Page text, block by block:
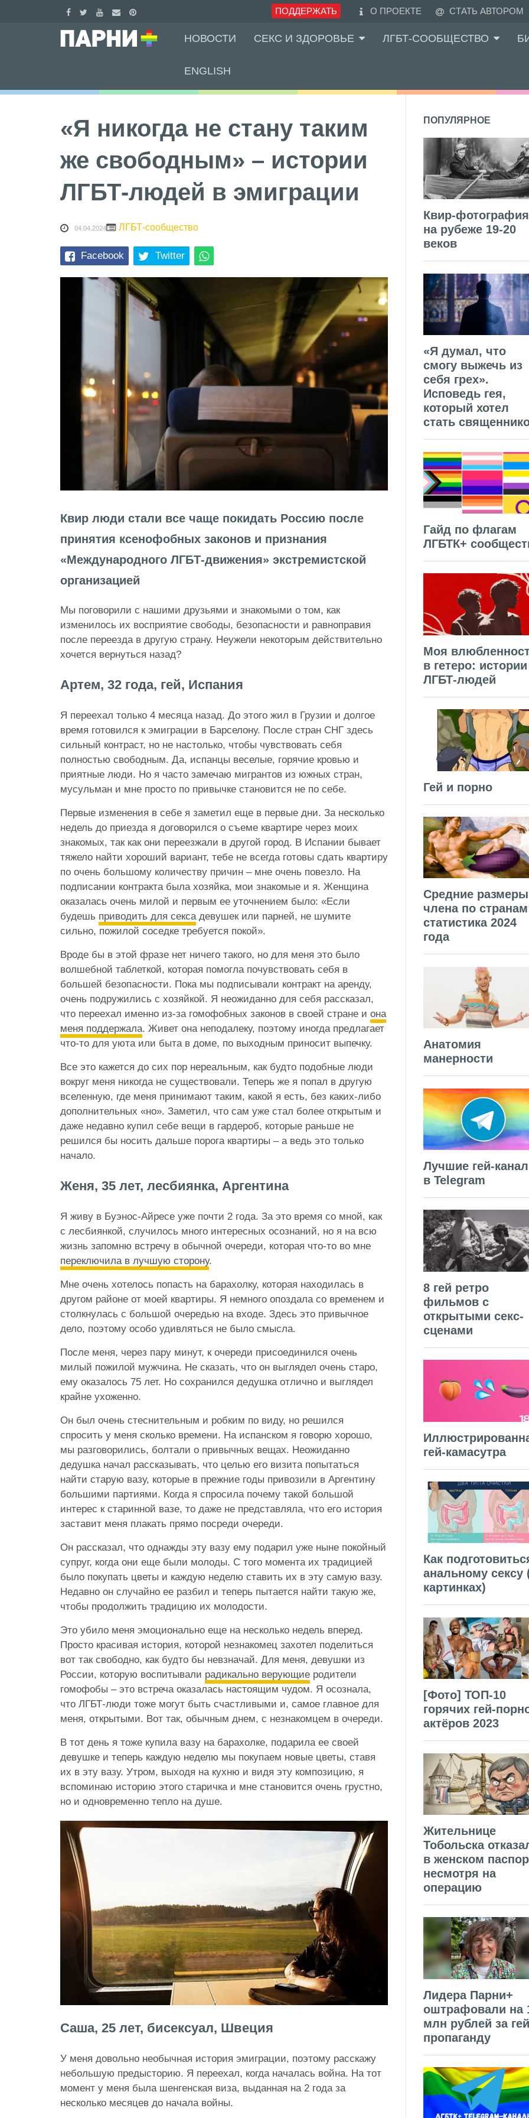
ПОДДЕРЖАТЬ О ПРОЕКТЕ СТАТЬ АВТОРОМ
НОВОСТИ СЕКС И ЗДОРОВЬЕ ЛГБТ-СООБЩЕСТВО
ENGLISH
«Я никогда не стану таким
же свободным» – истории
ЛГБТ-людей в эмиграции
04.04.2024 ЛГБТ-сообщество
Facebook Twitter
Квир люди стали все чаще покидать Россию после
принятия ксенофобных законов и признания
«Международного ЛГБТ-движения» экстремистской
организацией
Мы поговорили с нашими друзьями и знакомыми о том, как
изменилось их восприятие свободы, безопасности и равноправия
после переезда в другую страну. Неужели некоторым действительно
хочется вернуться назад?
Артем, 32 года, гей, Испания
Я переехал только 4 месяца назад. До этого жил в Грузии и долгое
время готовился к эмиграции в Барселону. После стран СНГ здесь
сильный контраст, но не настолько, чтобы чувствовать себя
полностью свободным. Да, испанцы веселые, горячие кровью и
приятные люди. Но я часто замечаю мигрантов из южных стран,
мусульман и мне просто по привычке становится не по себе.
Первые изменения в себе я заметил еще в первые дни. За несколько
недель до приезда я договорился о съеме квартире через моих
знакомых, так как они переезжали в другой город. В Испании бывает
тяжело найти хороший вариант, тебе не всегда готовы сдать квартиру
по очень большому количеству причин – мне очень повезло. На
подписании контракта была хозяйка, мои знакомые и я. Женщина
оказалась очень милой и первым ее уточнением было: «Если
будешь приводить для секса девушек или парней, не шумите
сильно, пожилой соседке требуется покой».
Вроде бы в этой фразе нет ничего такого, но для меня это было
волшебной таблеткой, которая помогла почувствовать себя в
большей безопасности. Пока мы подписывали контракт на аренду,
очень подружились с хозяйкой. Я неожиданно для себя рассказал,
что переехал именно из-за гомофобных законов в своей стране и она
меня поддержала. Живет она неподалеку, поэтому иногда предлагает
что-то для уюта или быта в доме, по выходным приносит выпечку.
Все это кажется до сих пор нереальным, как будто подобные люди
вокруг меня никогда не существовали. Теперь же я попал в другую
вселенную, где меня принимают таким, какой я есть, без каких-либо
дополнительных «но». Заметил, что сам уже стал более открытым и
даже недавно купил себе вещи в гардероб, которые раньше не
решился бы носить дальше порога квартиры – а ведь это только
начало.
Женя, 35 лет, лесбиянка, Аргентина
Я живу в Буэнос-Айресе уже почти 2 года. За это время со мной, как
с лесбиянкой, случилось много интересных осознаний, но я на всю
жизнь запомню встречу в обычной очереди, которая что-то во мне
переключила в лучшую сторону.
Мне очень хотелось попасть на барахолку, которая находилась в
другом районе от моей квартиры. Я немного опоздала со временем и
столкнулась с большой очередью на входе. Здесь это привычное
дело, поэтому особо удивляться не было смысла.
После меня, через пару минут, к очереди присоединился очень
милый пожилой мужчина. Не сказать, что он выглядел очень старо,
ему оказалось 75 лет. Но сохранился дедушка отлично и выглядел
крайне ухоженно.
Он был очень стеснительным и робким по виду, но решился
спросить у меня сколько времени. На испанском я говорю хорошо,
мы разговорились, болтали о привычных вещах. Неожиданно
дедушка начал рассказывать, что целью его визита попытаться
найти старую вазу, которые в прежние годы привозили в Аргентину
большими партиями. Когда я спросила почему такой большой
интерес к старинной вазе, то даже не представляла, что его история
заставит меня плакать прямо посреди очереди.
Он рассказал, что однажды эту вазу ему подарил уже ныне покойный
супруг, когда они еще были молоды. С того момента их традицией
было покупать цветы и каждую неделю ставить их в эту самую вазу.
Недавно он случайно ее разбил и теперь пытается найти такую же,
чтобы продолжить традицию их молодости.
Это убило меня эмоционально еще на несколько недель вперед.
Просто красивая история, которой незнакомец захотел поделиться
вот так свободно, как будто бы невзначай. Для меня, девушки из
России, которую воспитывали радикально верующие родители
гомофобы – это встреча оказалась настоящим чудом. Я осознала,
что ЛГБТ-люди тоже могут быть счастливыми и, самое главное для
меня, открытыми. Вот так, обычным днем, с незнакомцем в очереди.
В тот день я тоже купила вазу на барахолке, подарила ее своей
девушке и теперь каждую неделю мы покупаем новые цветы, ставя
их в эту вазу. Утром, выходя на кухню и видя эту композицию, я
вспоминаю историю этого старичка и мне становится очень грустно,
но и одновременно тепло на душе.
Саша, 25 лет, бисексуал, Швеция
У меня довольно необычная история эмиграции, поэтому расскажу
небольшую предысторию. Я переехал, когда началась война. На тот
момент у меня была шенгенская виза, выданная на 2 года за
несколько месяцев до начала войны.
ПОПУЛЯРНОЕ
Квир-фотография
на рубеже 19-20
веков
«Я думал, что
смогу выжечь из
себя грех».
Исповедь гея,
который хотел
стать
Гайд по флагам
ЛГБТК+
Моя
в гетеро: истории
ЛГБТ-людей
Гей и порно
Средние размеры
члена по
статистика 2024
года
Анатомия
манерности
Лучшие гей-
в Telegram
8 гей ретро
фильмов с
открытыми секс-
сценами
гей-камасутра
Как
анальному сексу
картинках)
[Фото] ТОП-10
горячих гей-
актёров 2023
Жительнице
Тобольска
в женском
несмотря на
операцию
Лидера Парни+
оштрафовали на
млн рублей за
пропаганду